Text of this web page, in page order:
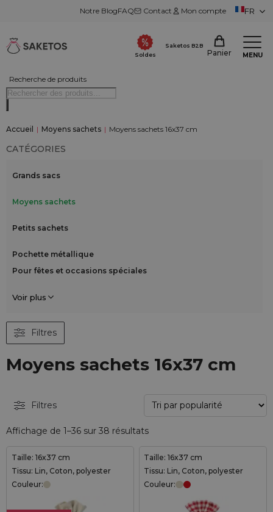
Notre BlogFAQ Contact Mon compte FR
Recherche de produits
Soldes
Saketos B2B
Panier MENU
Accueil | Moyens sachets | Moyens sachets 16x37 cm
CATÉGORIES
Grands sacs
Moyens sachets
Petits sachets
Pochette métallique
Pour fêtes et occasions spéciales
Voir plus
Filtres
Moyens sachets 16x37 cm
Filtres
Affichage de 1–36 sur 38 résultats
Taille: 16x37 cm
Tissu: Lin, Coton, polyester
Couleur:
Taille: 16x37 cm
Tissu: Lin, Coton, polyester
Couleur: